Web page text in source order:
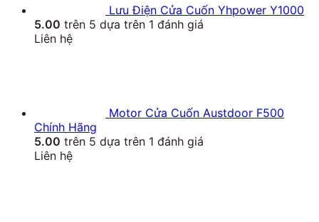
Lưu Điện Cửa Cuốn Yhpower Y1000
5.00 trên 5 dựa trên 1 đánh giá
Liên hệ
Motor Cửa Cuốn Austdoor F500
Chính Hãng
5.00 trên 5 dựa trên 1 đánh giá
Liên hệ